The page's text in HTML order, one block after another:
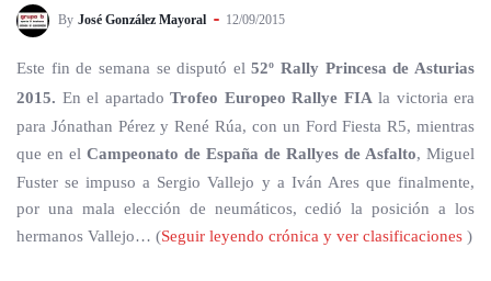
By José González Mayoral 12/09/2015
Este fin de semana se disputó el52º Rally Princesa de Asturias
2015. En el apartado Trofeo Europeo Rallye FIA la victoria era
para Jónathan Pérez y René Rúa, con un Ford Fiesta R5, mientras
que en el Campeonato de España de Rallyes de Asfalto, Miguel
Fuster se impuso a Sergio Vallejo y a Iván Ares que finalmente,
por una mala elección de neumáticos, cedió la posición a los
hermanos Vallejo… (Seguir leyendo crónica y ver clasificaciones )